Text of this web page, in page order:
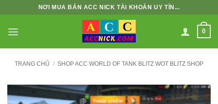
nội
NƠI MUA BÁN ACC NICK TÀI KHOẢN UY TÍN...
0
TRANG CHỦ / SHOP ACC WORLD OF TANK BLITZ WOT BLITZ SHOP